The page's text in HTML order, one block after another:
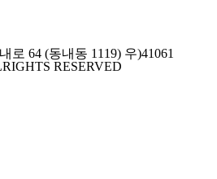
로 64 (동내동 1119) 우)41061
RESERVED